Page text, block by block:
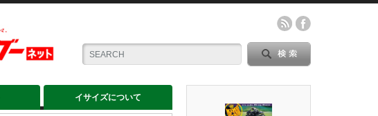
イサイズについて